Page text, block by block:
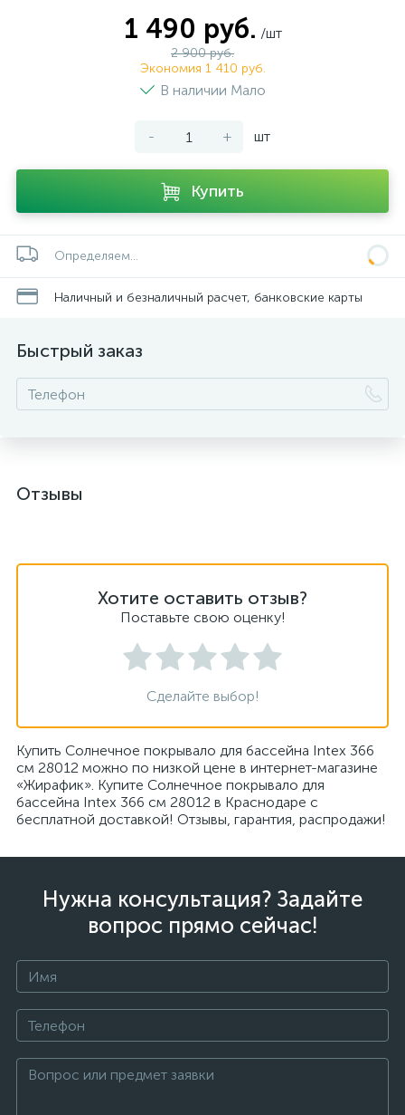
1 490 руб. /шт
2 900 руб.
Экономия 1 410 руб.
В наличии Мало
- + шт
Купить
Определяем...
Наличный и безналичный расчет, банковские карты
Быстрый заказ
Отзывы
Хотите оставить отзыв?
Поставьте свою оценку!
Сделайте выбор!
Купить Солнечное покрывало для бассейна Intex 366
см 28012 можно по низкой цене в интернет-магазине
«Жирафик». Купите Солнечное покрывало для
бассейна Intex 366 см 28012 в Краснодаре с
бесплатной доставкой! Отзывы, гарантия, распродажи!
Нужна консультация? Задайте
вопрос прямо сейчас!